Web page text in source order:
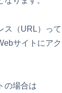
ス（URL）って
サイトにア
の場合は